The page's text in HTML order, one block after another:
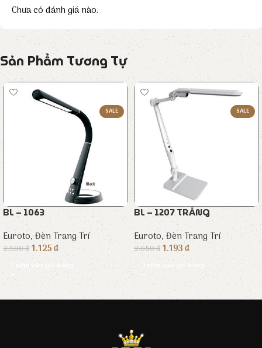
Chưa có đánh giá nào.
Sản Phẩm Tương Tự
SALE
BL – 1063
Euroto,Đèn Trang Trí
2.500₫1.125₫
Thêm vào giỏ hàng
SALE
BL – 1207 TRẮNG
Euroto,Đèn Trang Trí
2.650₫1.193₫
Thêm vào giỏ hàng